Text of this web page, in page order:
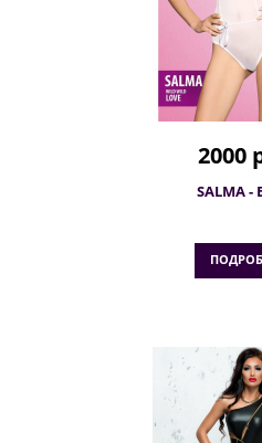
2000
SALMA